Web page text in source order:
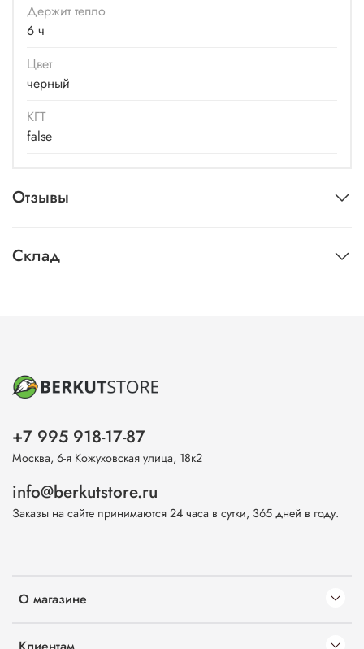
Держит тепло
6 ч
Цвет
черный
КГТ
false
Отзывы
Склад
О магазине
+7 995 918-17-87
Москва, 6-я Кожуховская улица, 18к2
info@berkutstore.ru
Заказы на сайте принимаются 24 часа в сутки, 365 дней в году.